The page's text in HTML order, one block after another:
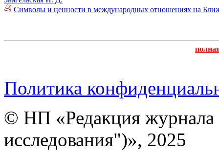
Символы и ценности в международных отношениях на
Политика
© НП «Редакция
исследования")», 2025